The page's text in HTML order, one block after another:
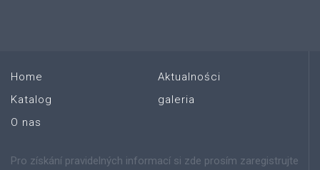
Home
Katalog
O nas
Aktualności
galeria
Pro získání pravidelných informací si zde prosím zaregistrujte